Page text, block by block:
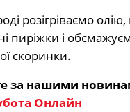
розігріваємо
пиріжки і
скоринки.
за нашими
Онлайн